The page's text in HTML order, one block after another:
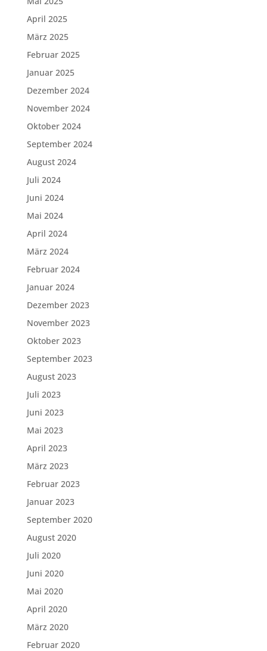
April 2025
März 2025
Februar 2025
Januar 2025
Dezember 2024
November 2024
Oktober 2024
September 2024
August 2024
Juli 2024
Juni 2024
Mai 2024
April 2024
März 2024
Februar 2024
Januar 2024
Dezember 2023
November 2023
Oktober 2023
September 2023
August 2023
Juli 2023
Juni 2023
Mai 2023
April 2023
März 2023
Februar 2023
Januar 2023
September 2020
August 2020
Juli 2020
Juni 2020
Mai 2020
April 2020
März 2020
Februar 2020